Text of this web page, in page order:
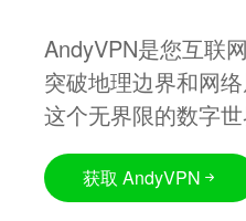
AndyVPN是您互联
突破地理边界和网
这个无界限的数字世
获取 AndyVPN